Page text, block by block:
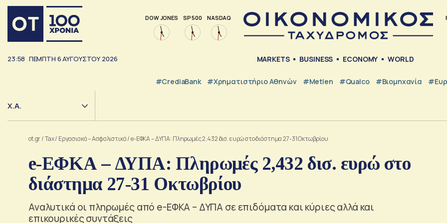
DOW JONES SP 500 NASDAQ
23:58 ΠΈΜΠΤΗ 6ΑΥΓΟΎΣΤΟΥ 2026 MARKETS BUSINESS ECONOMY WORLD
#CrediaBank #Χρηματιστήριο Αθηνών #metlen #Qualco #Βιομηχανία
Χ.Α.
ot.gr/Tax/ Εργασιακά – Ασφαλιστικά/e-ΕΦΚΑ – ΔΥΠΑ: Πληρωμές 2,432 δισ. ευρώ στο διάστημα 27-31 Οκτωβρίου
e-ΕΦΚΑ – ΔΥΠΑ: Πληρωμές 2,432 δισ. ευρώ στο
διάστημα 27-31 Οκτωβρίου
Αναλυτικά οι πληρωμές από e-ΕΦΚΑ – ΔΥΠΑ σε επιδόματα και κύριες αλλά και
επικουρικές συντάξεις